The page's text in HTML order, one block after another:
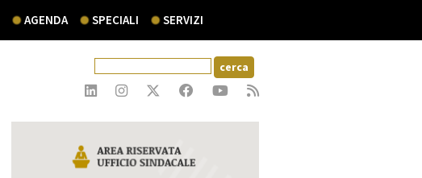
AGENDA SPECIALI SERVIZI